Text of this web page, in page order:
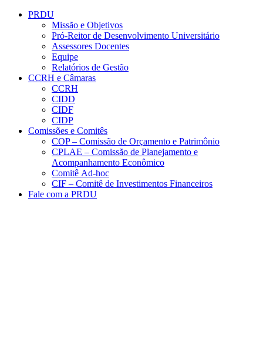
Conteúdo principal
PRDU
Missão e Objetivos
Pró-Reitor de Desenvolvimento Universitário
Assessores Docentes
Equipe
Relatórios de Gestão
CCRH e Câmaras
CCRH
CIDD
CIDF
CIDP
Comissões e Comitês
COP – Comissão de Orçamento e Patrimônio
CPLAE – Comissão de Planejamento e
Acompanhamento Econômico
Comitê Ad-hoc
CIF – Comitê de Investimentos Financeiros
Fale com a PRDU